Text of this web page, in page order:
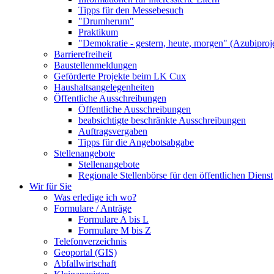
Tipps für den Messebesuch
"Drumherum"
Praktikum
"Demokratie - gestern, heute, morgen"
Barrierefreiheit
Baustellenmeldungen
Geförderte Projekte beim LK Cux
Haushaltsangelegenheiten
Öffentliche Ausschreibungen
Öffentliche Ausschreibungen
beabsichtigte beschränkte Ausschreibungen
Auftragsvergaben
Tipps für die Angebotsabgabe
Stellenangebote
Stellenangebote
Regionale Stellenbörse für den öffentlichen Dienst
Wir für Sie
Was erledige ich wo?
Formulare / Anträge
Formulare A bis L
Formulare M bis Z
Telefonverzeichnis
Geoportal (GIS)
Abfallwirtschaft